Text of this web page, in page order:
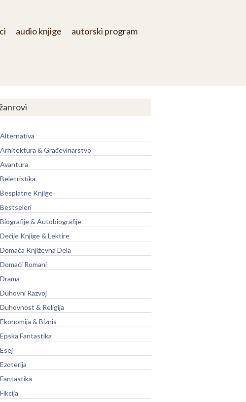
audio knjige autorski program
žanrovi
Alternativa
Arhitektura & Građevinarstvo
Avantura
Beletristika
Besplatne Knjige
Bestseleri
Biografije & Autobiografije
Dečije Knjige & Lektire
Domaća Književna Dela
Domaći Romani
Drama
Duhovni Razvoj
Duhovnost & Religija
Ekonomija & Biznis
Epska Fantastika
Esej
Ezoterija
Fantastika
Fikcija